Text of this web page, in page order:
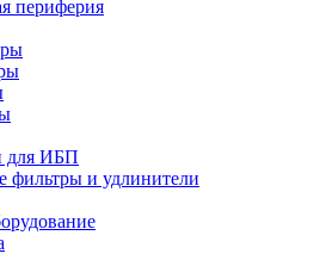
периферия
для ИБП
фильтры и удлинители